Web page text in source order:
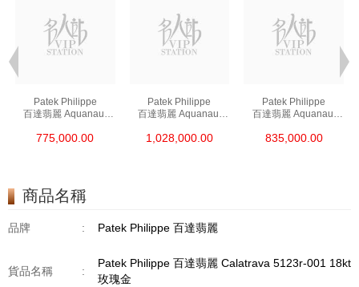
Patek Philippe
百達翡麗 Aquanaut
775,000.00
Patek Philippe
百達翡麗 Aquanaut
1,028,000.00
Patek Philippe
百達翡麗 Aquanaut
835,000.00
商品名稱
品牌 : Patek Philippe 百達翡麗
貨品名稱 :
Patek Philippe 百達翡麗 Calatrava 5123r-001 18kt
玫瑰金